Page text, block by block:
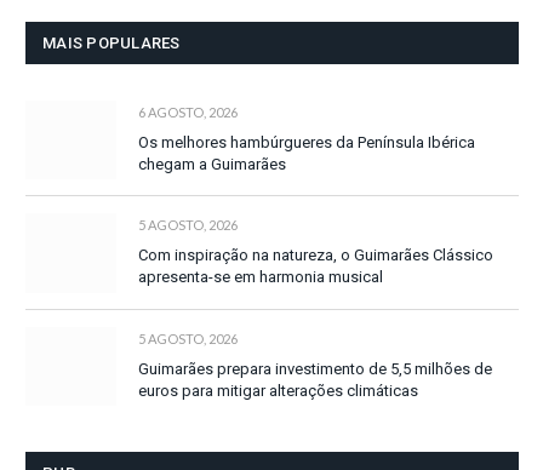
MAIS POPULARES
6 AGOSTO, 2026
Os melhores hambúrgueres da Península Ibérica
chegam a Guimarães
5 AGOSTO, 2026
Com inspiração na natureza, o Guimarães Clássico
apresenta-se em harmonia musical
5 AGOSTO, 2026
Guimarães prepara investimento de 5,5 milhões de
euros para mitigar alterações climáticas